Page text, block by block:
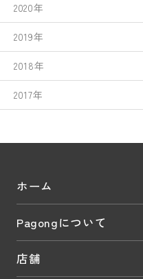
2020年
2019年
2018年
2017年
ホーム
Pagongについて
店舗